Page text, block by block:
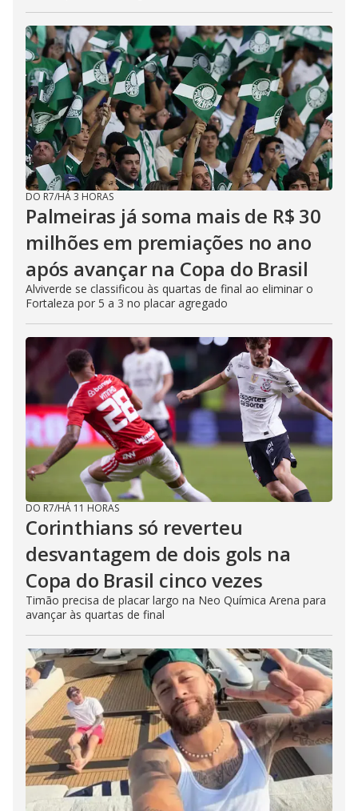
DO R7/HÁ 3 HORAS
Palmeiras já soma mais de R$ 30
milhões em premiações no ano
após avançar na Copa do Brasil
Alviverde se classificou às quartas de final ao eliminar o
Fortaleza por 5 a 3 no placar agregado
DO R7/HÁ 11 HORAS
Corinthians só reverteu
desvantagem de dois gols na
Copa do Brasil cinco vezes
Timão precisa de placar largo na Neo Química Arena para
avançar às quartas de final